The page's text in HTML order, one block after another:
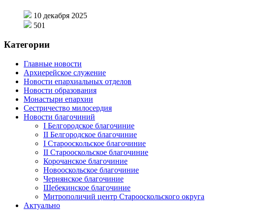
10 декабря 2025
501
Категории
Главные новости
Архиерейское служение
Новости епархиальных отделов
Новости образования
Монастыри епархии
Сестричество милосердия
Новости благочиний
I Белгородское благочиние
II Белгородское благочиние
I Старооскольское благочиние
II Старооскольское благочиние
Корочанское благочиние
Новооскольское благочиние
Чернянское благочиние
Шебекинское благочиние
Митрополичий центр Старооскольского округа
Актуально